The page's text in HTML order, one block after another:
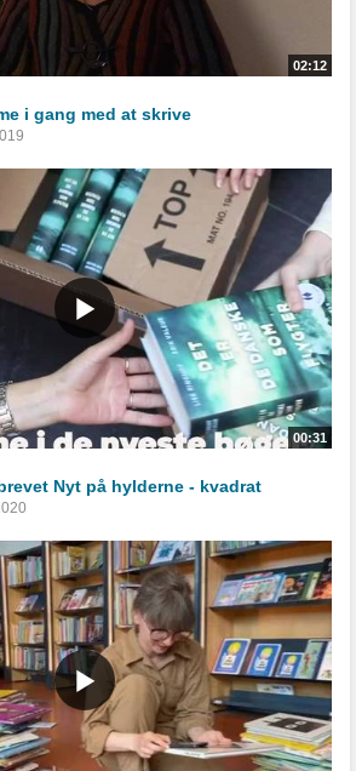
02:12
i gang med at skrive
00:31
Nyt på hylderne - kvadrat